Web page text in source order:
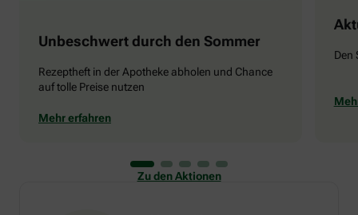
Unbeschwert durch den Sommer
Rezeptheft in der Apotheke abholen und Chance
auf tolle Preise nutzen
Mehr erfahren
Den
Zu den Aktionen